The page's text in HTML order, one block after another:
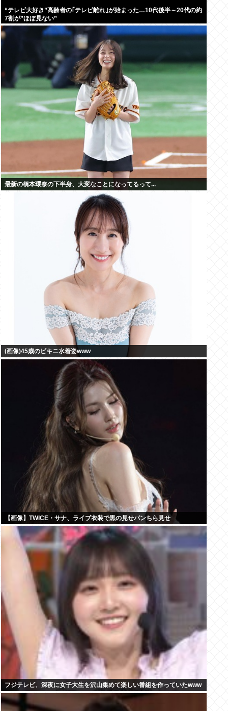
“テレビ大好き”高齢者の｢テレビ離れ｣が始まった…10代後半～20代の約
7割が”ほぼ見ない”
最新の橋本環奈の下半身、大変なことになってるって...
(画像)45歳のビキニ水着姿www
【画像】TWICE・サナ、ライブ衣装で黒の見せパンちら見せ
フジテレビ、深夜に女子大生を沢山集めて楽しい番組を作っていたwww